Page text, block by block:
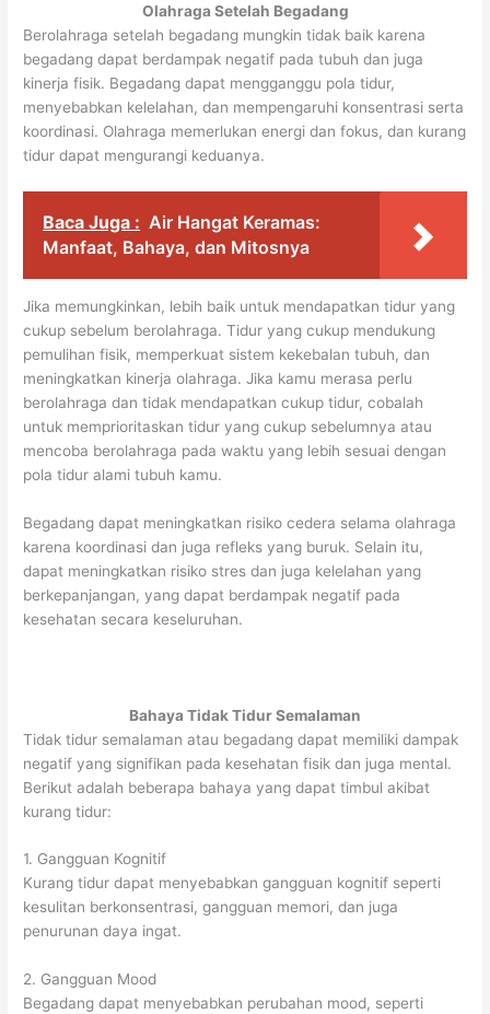
Olahraga Setelah Begadang
Berolahraga setelah begadang mungkin tidak baik karena
begadang dapat berdampak negatif pada tubuh dan juga
kinerja fisik. Begadang dapat mengganggu pola tidur,
menyebabkan kelelahan, dan mempengaruhi konsentrasi serta
koordinasi. Olahraga memerlukan energi dan fokus, dan kurang
tidur dapat mengurangi keduanya.
Baca Juga : Air Hangat Keramas:
Manfaat, Bahaya, dan Mitosnya
Jika memungkinkan, lebih baik untuk mendapatkan tidur yang
cukup sebelum berolahraga. Tidur yang cukup mendukung
pemulihan fisik, memperkuat sistem kekebalan tubuh, dan
meningkatkan kinerja olahraga. Jika kamu merasa perlu
berolahraga dan tidak mendapatkan cukup tidur, cobalah
untuk memprioritaskan tidur yang cukup sebelumnya atau
mencoba berolahraga pada waktu yang lebih sesuai dengan
pola tidur alami tubuh kamu.
Begadang dapat meningkatkan risiko cedera selama olahraga
karena koordinasi dan juga refleks yang buruk. Selain itu,
dapat meningkatkan risiko stres dan juga kelelahan yang
berkepanjangan, yang dapat berdampak negatif pada
kesehatan secara keseluruhan.
Bahaya Tidak Tidur Semalaman
Tidak tidur semalaman atau begadang dapat memiliki dampak
negatif yang signifikan pada kesehatan fisik dan juga mental.
Berikut adalah beberapa bahaya yang dapat timbul akibat
kurang tidur:
1. Gangguan Kognitif
Kurang tidur dapat menyebabkan gangguan kognitif seperti
kesulitan berkonsentrasi, gangguan memori, dan juga
penurunan daya ingat.
2. Gangguan Mood
Begadang dapat menyebabkan perubahan mood, seperti